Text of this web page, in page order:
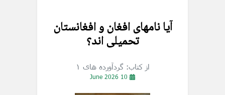
آیا نامهای افغان و افغانستان
تحمیلی اند؟
از کتاب: گردآورده های ۱
10 June 2026